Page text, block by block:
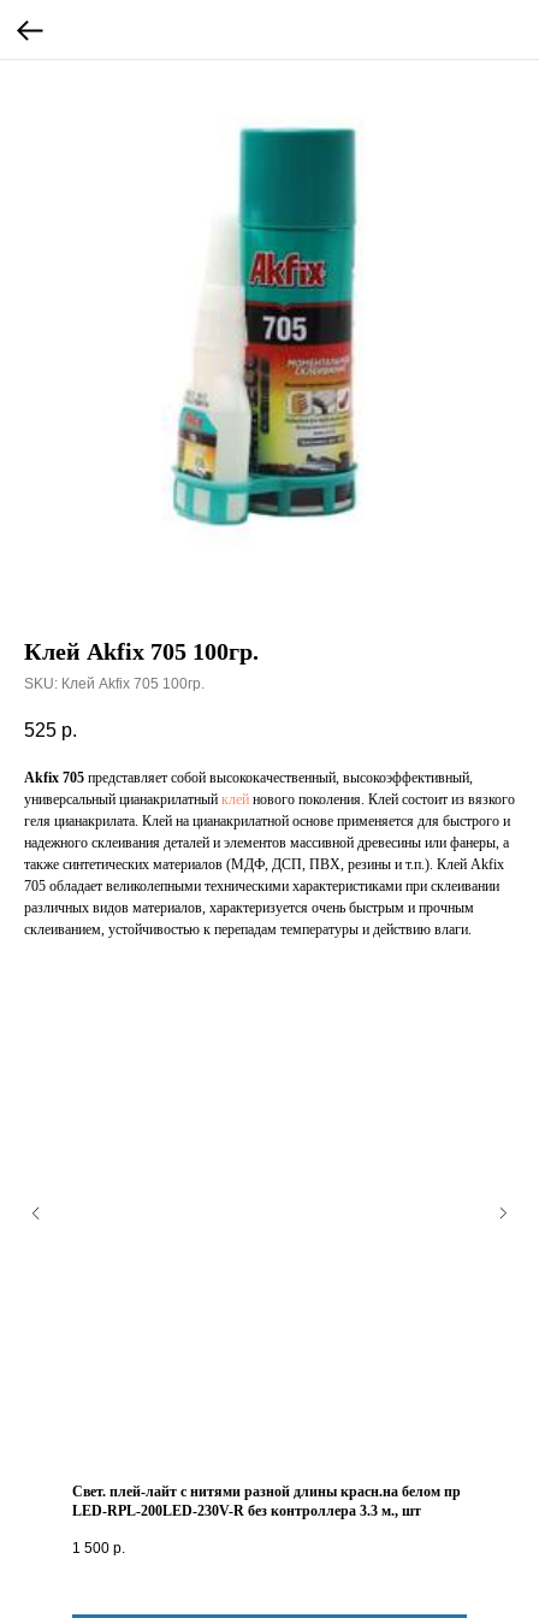
Клей Akfix 705 100гр.
SKU: Клей Akfix 705 100гр.
525 р.
Akfix 705 представляет собой высококачественный, высокоэффективный,
универсальный цианакрилатный клей нового поколения. Клей состоит из вязкого
геля цианакрилата. Клей на цианакрилатной основе применяется для быстрого и
надежного склеивания деталей и элементов массивной древесины или фанеры, а
также синтетических материалов (МДФ, ДСП, ПВХ, резины и т.п.). Клей Akfix
705 обладает великолепными техническими характеристиками при склеивании
различных видов материалов, характеризуется очень быстрым и прочным
склеиванием, устойчивостью к перепадам температуры и действию влаги.
Свет. плей-лайт с нитями разной длины красн.на белом пр
LED-RPL-200LED-230V-R без контроллера 3.3 м., шт
1 500 р.